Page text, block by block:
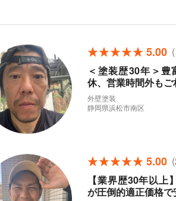
5.00
＜塗装歴30年＞
休、営業時間外も
外壁塗装
静岡県浜松市南区
5.00
【業界歴30年以上
が圧倒的適正価格